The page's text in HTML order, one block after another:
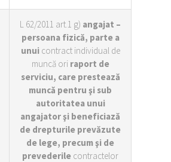
L 62/2011 art.1 g) angajat –
persoana fizică, parte a
unuicontract individual de
muncă ori raport de
serviciu, care prestează
muncă pentru şi sub
autoritatea unui
angajator şi beneficiază
de drepturile prevăzute
de lege, precum şi de
prevederile contractelor